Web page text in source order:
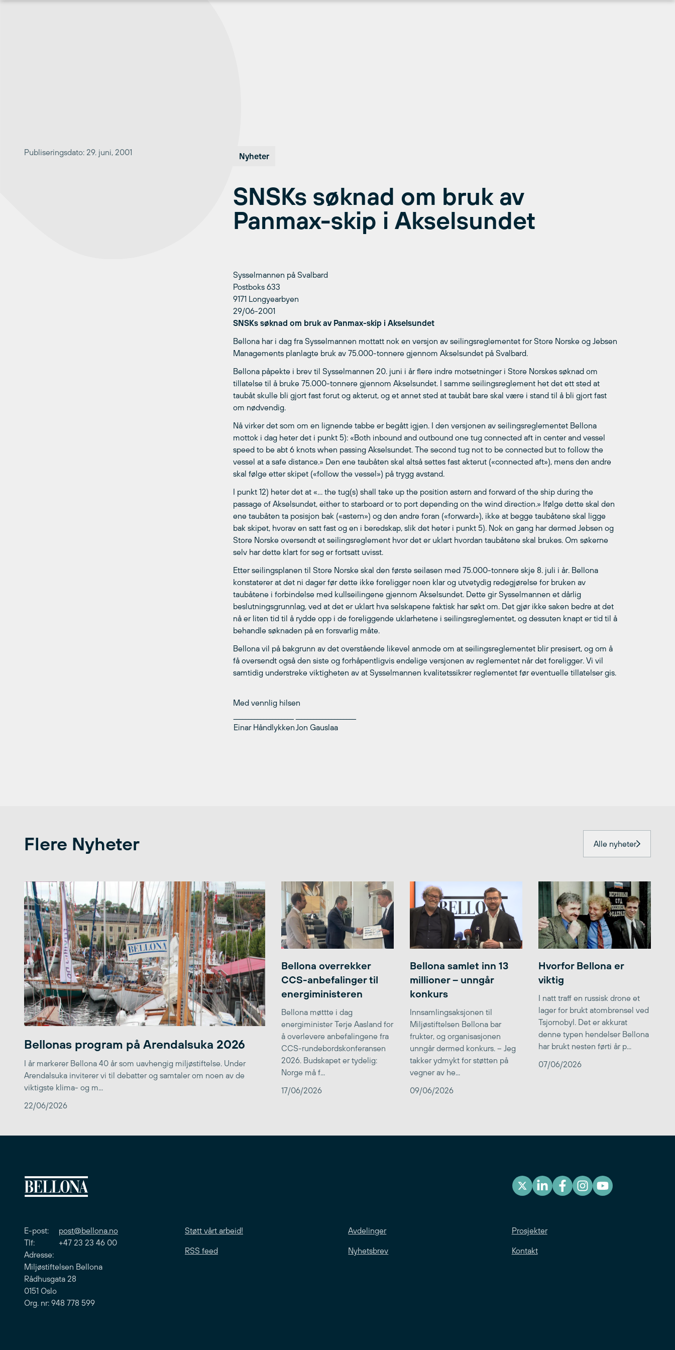
Publiseringsdato: 29. juni, 2001 Nyheter
SNSKs søknad om bruk av
Panmax-skip i Akselsundet
Sysselmannen på Svalbard
Postboks 633
9171 Longyearbyen
29/06-2001
SNSKs søknad om bruk av Panmax-skip i Akselsundet
Bellona har i dag fra Sysselmannen mottatt nok en versjon av seilingsreglementet for Store Norske og Jebsen
Managements planlagte bruk av 75.000-tonnere gjennom Akselsundet på Svalbard.
Bellona påpekte i brev til Sysselmannen 20. juni i år flere indre motsetninger i Store Norskes søknad om
tillatelse til å bruke 75.000-tonnere gjennom Akselsundet. I samme seilingsreglement het det ett sted at
taubåt skulle bli gjort fast forut og akterut, og et annet sted at taubåt bare skal være i stand til å bli gjort fast
om nødvendig.
Nå virker det som om en lignende tabbe er begått igjen. I den versjonen av seilingsreglementet Bellona
mottok i dag heter det i punkt 5): «Both inbound and outbound one tug connected aft in center and vessel
speed to be abt 6 knots when passing Akselsundet. The second tug not to be connected but to follow the
vessel at a safe distance.» Den ene taubåten skal altså settes fast akterut («connected aft»), mens den andre
skal følge etter skipet («follow the vessel») på trygg avstand.
I punkt 12) heter det at «… the tug(s) shall take up the position astern and forward of the ship during the
passage of Akselsundet, either to starboard or to port depending on the wind direction.» Ifølge dette skal den
ene taubåten ta posisjon bak («astern») og den andre foran («forward»), ikke at begge taubåtene skal ligge
bak skipet, hvorav en satt fast og en i beredskap, slik det heter i punkt 5). Nok en gang har dermed Jebsen og
Store Norske oversendt et seilingsreglement hvor det er uklart hvordan taubåtene skal brukes. Om søkerne
selv har dette klart for seg er fortsatt uvisst.
Etter seilingsplanen til Store Norske skal den første seilasen med 75.000-tonnere skje 8. juli i år. Bellona
konstaterer at det ni dager før dette ikke foreligger noen klar og utvetydig redegjørelse for bruken av
taubåtene i forbindelse med kullseilingene gjennom Akselsundet. Dette gir Sysselmannen et dårlig
beslutningsgrunnlag, ved at det er uklart hva selskapene faktisk har søkt om. Det gjør ikke saken bedre at det
nå er liten tid til å rydde opp i de foreliggende uklarhetene i seilingsreglementet, og dessuten knapt er tid til å
behandle søknaden på en forsvarlig måte.
Bellona vil på bakgrunn av det overstående likevel anmode om at seilingsreglementet blir presisert, og om å
få oversendt også den siste og forhåpentligvis endelige versjonen av reglementet når det foreligger. Vi vil
samtidig understreke viktigheten av at Sysselmannen kvalitetssikrer reglementet før eventuelle tillatelser gis.
Med vennlig hilsen
Einar HåndlykkenJon Gauslaa
Flere Nyheter Alle nyheter
Bellonas program på Arendalsuka 2026
I år markerer Bellona 40 år som uavhengig miljøstiftelse. Under
Arendalsuka inviterer vi til debatter og samtaler om noen av de
viktigste klima- og m...
22/06/2026
Bellona overrekker
CCS-anbefalinger til
energiministeren
Bellona møttte i dag
energiminister Terje Aasland for
å overlevere anbefalingene fra
CCS-rundebordskonferansen
2026. Budskapet er tydelig:
Norge må f...
17/06/2026
Bellona samlet inn 13
millioner – unngår
konkurs
Innsamlingsaksjonen til
Miljøstiftelsen Bellona bar
frukter, og organisasjonen
unngår dermed konkurs. – Jeg
takker ydmykt for støtten på
vegner av he...
09/06/2026
Hvorfor Bellona er
viktig
I natt traff en russisk drone et
lager for brukt atombrensel ved
Tsjornobyl. Det er akkurat
denne typen hendelser Bellona
har brukt nesten førti år p...
07/06/2026
E-post: post@bellona.no
Tlf: +47 23 23 46 00
Adresse:
Miljøstiftelsen Bellona
Rådhusgata 28
0151 Oslo
Org. nr: 948 778 599
Støtt vårt arbeid! Avdelinger Prosjekter
RSS feed Nyhetsbrev Kontakt